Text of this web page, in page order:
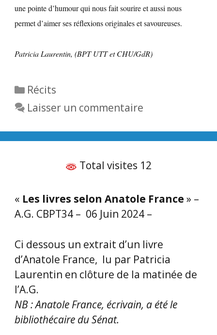
une pointe d’humour qui nous fait sourire et aussi nous
permet d’aimer ses réflexions originales et savoureuses.
Patricia Laurentin, (BPT UTT et CHU/GdR)
Catégories
Récits
Laisser un commentaire
Total visites 12
« Les livres selon Anatole France » –
A.G. CBPT34 – 06 Juin 2024 –
Ci dessous un extrait d’un livre
d’Anatole France, lu par Patricia
Laurentin en clôture de la matinée de
l’A.G.
NB : Anatole France, écrivain, a été le
bibliothécaire du Sénat.